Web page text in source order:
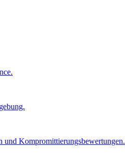
Kompromittierungsbewertungen.